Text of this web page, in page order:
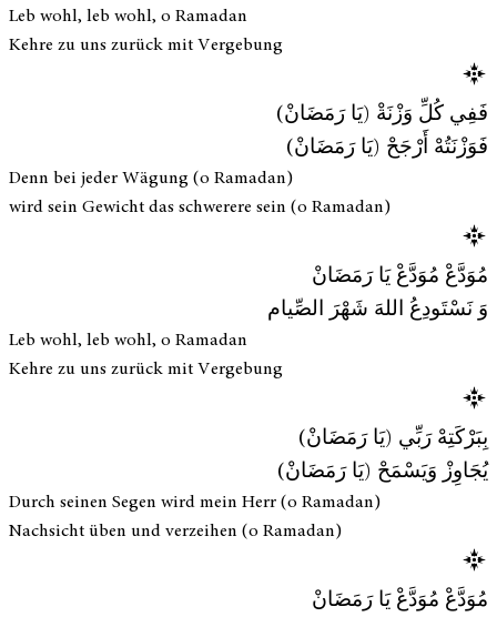
Leb wohl, leb wohl, o Ramadan
Kehre zu uns zurück mit Vergebung
فَفِي كُلِّ وَزْنَةْ (يَا رَمَضَانْ)
فَوَزْنَتُهْ أَرْجَحْ (يَا رَمَضَانْ)
Denn bei jeder Wägung (o Ramadan)
wird sein Gewicht das schwerere sein (o Ramadan)
مُوَدَّعْ مُوَدَّعْ يَا رَمَضَانْ
وَ نَسْتَودِعُ اللهَ شَهْرَ الصِّيام
Leb wohl, leb wohl, o Ramadan
Kehre zu uns zurück mit Vergebung
بِبَرْكَتِهْ رَبِّي (يَا رَمَضَانْ)
يُجَاوِزْ وَيَسْمَحْ (يَا رَمَضَانْ)
Durch seinen Segen wird mein Herr (o Ramadan)
Nachsicht üben und verzeihen (o Ramadan)
مُوَدَّعْ مُوَدَّعْ يَا رَمَضَانْ